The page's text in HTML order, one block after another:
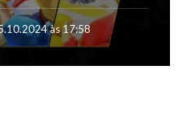
às 17:58